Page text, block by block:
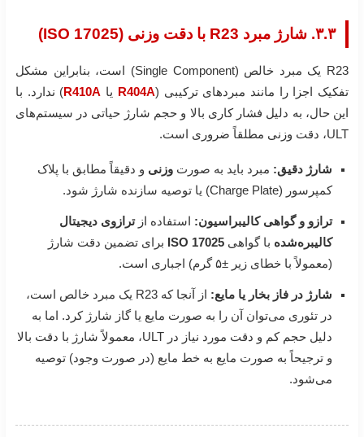
۳.۳. شارژ مبرد R23 با دقت وزنی (ISO 17025)
R23 یک مبرد خالص (Single Component) است، بنابراین مشکل
تفکیک اجزا را مانند مبردهای ترکیبی (R404A یا R410A) ندارد. با
این حال، به دلیل فشار کاری بالا و حجم شارژ حیاتی در سیستم‌های
ULT، دقت وزنی مطلقاً ضروری است.
شارژ دقیق: مبرد باید به صورت وزنی و دقیقاً مطابق با پلاک
کمپرسور (Charge Plate) یا توصیه سازنده شارژ شود.
ترازو و گواهی کالیبراسیون: استفاده ازترازوی دیجیتال
کالیبره‌شده با گواهی ISO 17025 برای تضمین دقت شارژ
(معمولاً با خطای زیر ±۵ گرم) اجباری است.
شارژ در فاز بخار یا مایع:
از آنجا که R23 یک مبرد خالص است،
در تئوری می‌توان آن را به صورت مایع یا گاز شارژ کرد. اما به
دلیل حجم کم و دقت مورد نیاز در ULT، معمولاً شارژ با دقت بالا
و ترجیحاً به صورت مایع به خط مایع (در صورت وجود) توصیه
می‌شود.